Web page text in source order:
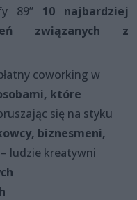
89” 10 najbardziej
związanych z
coworking w
które
się na styku
biznesmeni,
– ludzie kreatywni